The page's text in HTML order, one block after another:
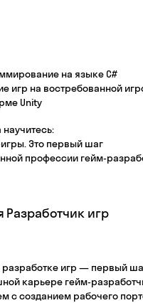
на языке С#
игр на востребованной
Unity
научитесь:
игры. Это первый шаг
профессии гейм-
Разработчик игр
разработке игр — первый
карьере гейм-
с созданием рабочего